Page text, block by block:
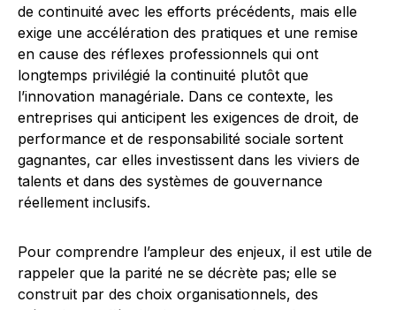
de continuité avec les efforts précédents, mais elle
exige une accélération des pratiques et une remise
en cause des réflexes professionnels qui ont
longtemps privilégié la continuité plutôt que
l’innovation managériale. Dans ce contexte, les
entreprises qui anticipent les exigences de droit, de
performance et de responsabilité sociale sortent
gagnantes, car elles investissent dans les viviers de
talents et dans des systèmes de gouvernance
réellement inclusifs.
Pour comprendre l’ampleur des enjeux, il est utile de
rappeler que la parité ne se décrète pas; elle se
construit par des choix organisationnels, des